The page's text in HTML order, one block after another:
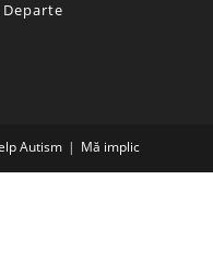
Autism Mă implic